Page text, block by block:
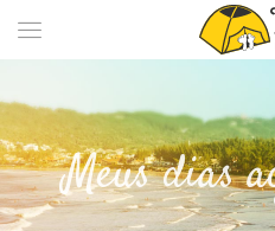
Meus dias